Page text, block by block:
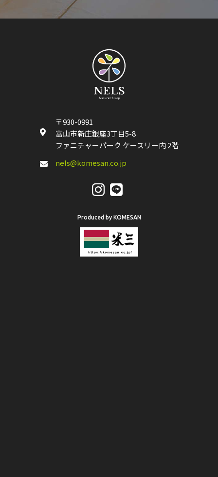
〒930-0991
富山市新庄銀座3丁目5-8
ファニチャーパーク ケースリー内 2階
nels@komesan.co.jp
Produced by KOMESAN